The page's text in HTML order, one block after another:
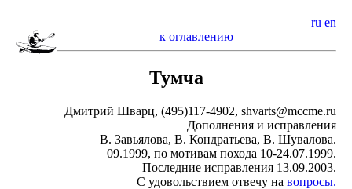
ru en
к оглавлению
Тумча
Дмитрий Шварц, (495)117-4902, shvarts@mccme.ru
Дополнения и исправления
В. Завьялова, В. Кондратьева, В. Шувалова.
09.1999, по мотивам похода 10-24.07.1999.
Последние исправления 13.09.2003.
С удовольствием отвечу на вопросы.